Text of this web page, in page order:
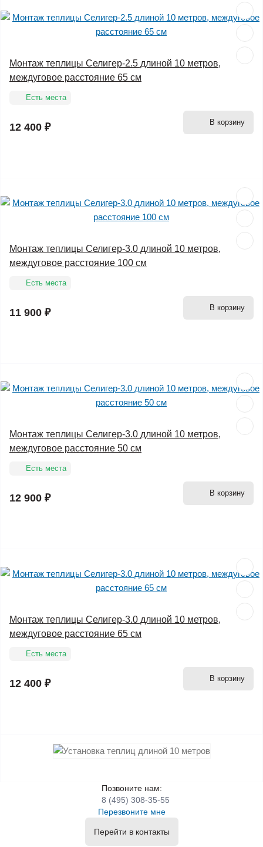
Монтаж теплицы Селигер-2.5 длиной 10 метров,
междуговое расстояние 65 см
Есть места
12 400 ₽ В корзину
Монтаж теплицы Селигер-3.0 длиной 10 метров,
междуговое расстояние 100 см
Есть места
11 900 ₽ В корзину
Монтаж теплицы Селигер-3.0 длиной 10 метров,
междуговое расстояние 50 см
Есть места
12 900 ₽ В корзину
Монтаж теплицы Селигер-3.0 длиной 10 метров,
междуговое расстояние 65 см
Есть места
12 400 ₽ В корзину
Позвоните нам:
8 (495) 308-35-55
Перезвоните мне
Перейти в контакты